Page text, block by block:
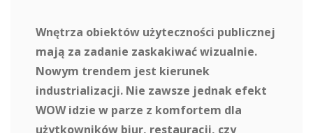
Wnętrza obiektów użyteczności publicznej
mają za zadanie zaskakiwać wizualnie.
Nowym trendem jest kierunek
industrializacji. Nie zawsze jednak efekt
WOW idzie w parze z komfortem dla
użytkowników biur, restauracji, czy